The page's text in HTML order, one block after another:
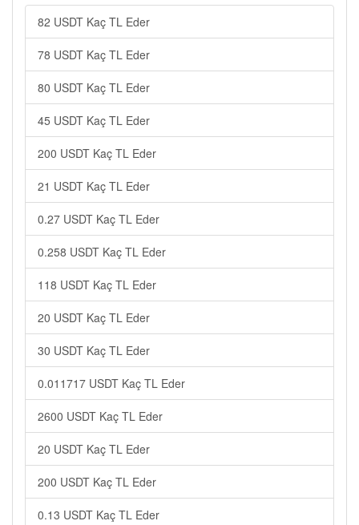
82 USDT Kaç TL Eder
78 USDT Kaç TL Eder
80 USDT Kaç TL Eder
45 USDT Kaç TL Eder
200 USDT Kaç TL Eder
21 USDT Kaç TL Eder
0.27 USDT Kaç TL Eder
0.258 USDT Kaç TL Eder
118 USDT Kaç TL Eder
20 USDT Kaç TL Eder
30 USDT Kaç TL Eder
0.011717 USDT Kaç TL Eder
2600 USDT Kaç TL Eder
20 USDT Kaç TL Eder
200 USDT Kaç TL Eder
0.13 USDT Kaç TL Eder